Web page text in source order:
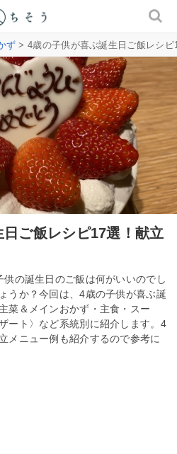
ず > 4歳の子供が喜ぶ誕生日ご飯レシ
ご飯レシピ17選！献立
供の誕生日のご飯は何がいいのでし
うか？今回は、4歳の子供が喜ぶ誕
菜＆メインおかず・主食・スー
ート〉など系統別に紹介します。4
メニュー例も紹介するので参考に